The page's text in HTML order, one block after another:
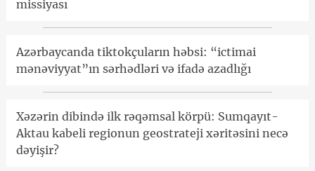
missiyası
Azərbaycanda tiktokçuların həbsi: “ictimai
mənəviyyat”ın sərhədləri və ifadə azadlığı
Xəzərin dibində ilk rəqəmsal körpü: Sumqayıt-
Aktau kabeli regionun geostrateji xəritəsini necə
dəyişir?